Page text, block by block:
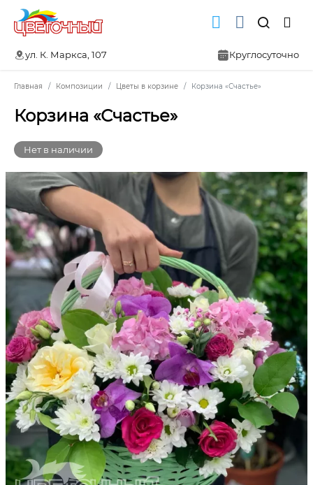
ул. К. Маркса, 107 Круглосуточно
Главная Композиции Цветы в корзине Корзина «Счастье»
Корзина «Счастье»
Нет в наличии